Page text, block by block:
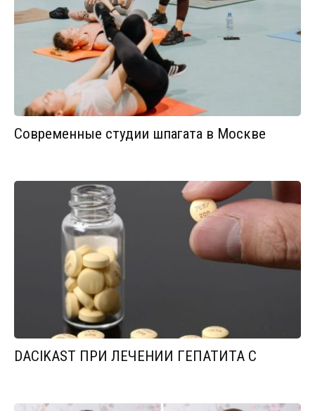
Современные студии шпагата в Москве
DACIKAST ПРИ ЛЕЧЕНИИ ГЕПАТИТА С